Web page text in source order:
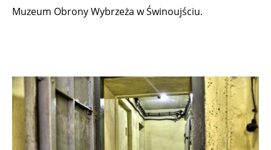
Muzeum Obrony Wybrzeża w Świnoujściu.